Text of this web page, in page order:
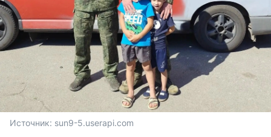
Источник: sun9-5.userapi.com